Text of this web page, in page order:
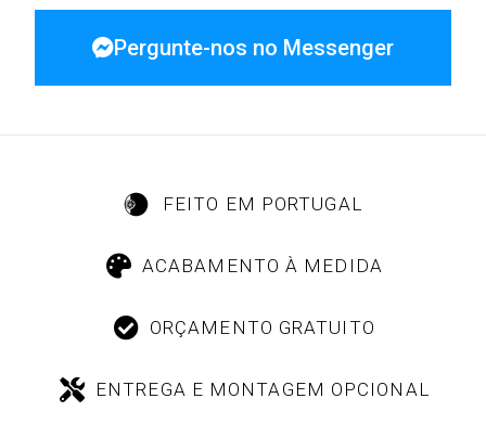
Pergunte-nos no Messenger
FEITO EM PORTUGAL
ACABAMENTO À MEDIDA
ORÇAMENTO GRATUITO
ENTREGA E MONTAGEM OPCIONAL